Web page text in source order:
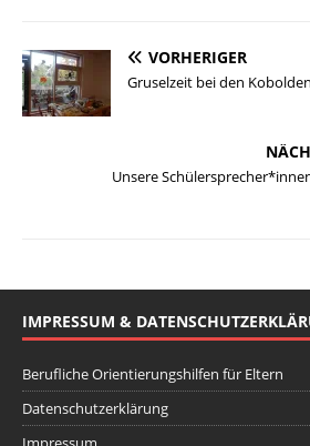
VORHERIGER
Gruselzeit bei den Kobolden
Unsere
IMPRESSUM &
Berufliche Orientierungshilfen für Eltern
Datenschutzerklärung